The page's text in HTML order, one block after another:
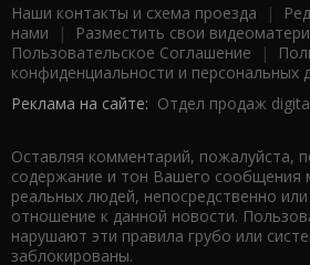
Наши контакты и схема проезда |
нами | Разместить свои
Пользовательское Соглашение |
конфиденциальности и персональных
Реклама на сайте: Отдел продаж
Оставляя комментарий, пожалуйста,
содержание и тон Вашего сообщения
реальных людей, непосредственно
отношение к данной новости.
нарушают эти правила грубо или
заблокированы.